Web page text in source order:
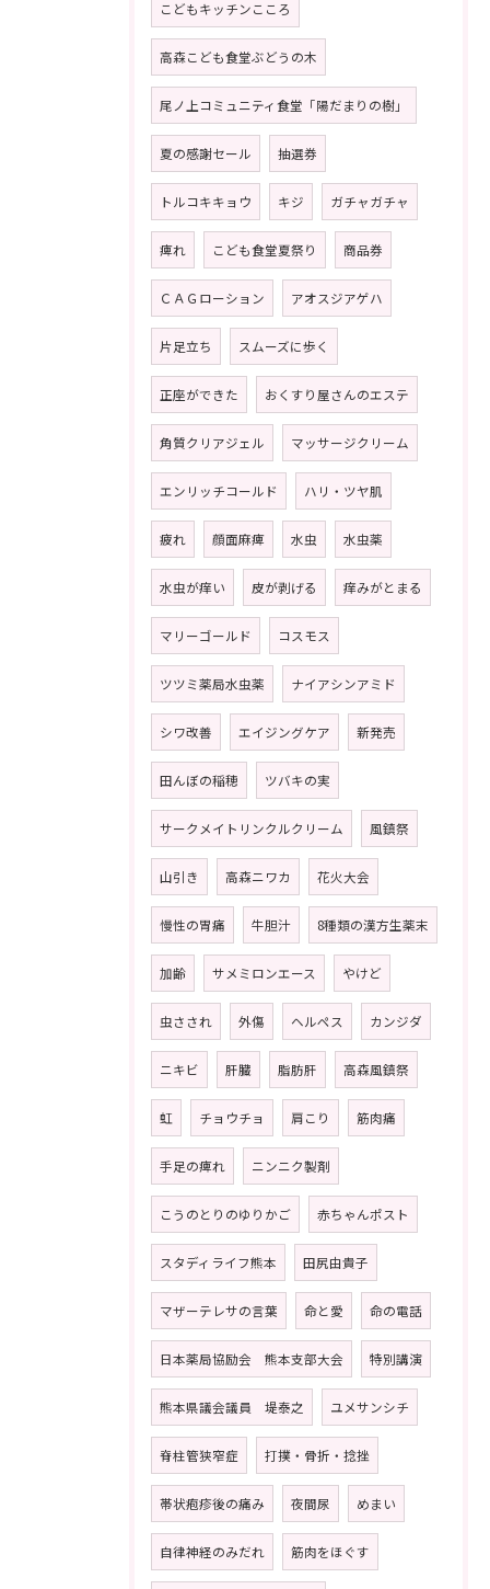
こどもキッチンこころ
高森こども食堂ぶどうの木
尾ノ上コミュニティ食堂「陽だまりの樹」
夏の感謝セール 抽選券
トルコキキョウ キジ ガチャガチャ
痺れ こども食堂夏祭り 商品券
ＣＡＧローション アオスジアゲハ
片足立ち スムーズに歩く
正座ができた おくすり屋さんのエステ
角質クリアジェル マッサージクリーム
エンリッチコールド ハリ・ツヤ肌
疲れ 顔面麻痺 水虫 水虫薬
水虫が痒い 皮が剥げる 痒みがとまる
マリーゴールド コスモス
ツツミ薬局水虫薬 ナイアシンアミド
シワ改善 エイジングケア 新発売
田んぼの稲穂 ツバキの実
サークメイトリンクルクリーム 風鎮祭
山引き 高森ニワカ 花火大会
慢性の胃痛 牛胆汁 8種類の漢方生薬末
加齢 サメミロンエース やけど
虫さされ 外傷 ヘルペス カンジダ
ニキビ 肝臓 脂肪肝 高森風鎮祭
虹 チョウチョ 肩こり 筋肉痛
手足の痺れ ニンニク製剤
こうのとりのゆりかご 赤ちゃんポスト
スタディライフ熊本 田尻由貴子
マザーテレサの言葉 命と愛 命の電話
日本薬局協励会 熊本支部大会 特別講演
熊本県議会議員 堤泰之 ユメサンシチ
脊柱管狭窄症 打撲・骨折・捻挫
帯状疱疹後の痛み 夜間尿 めまい
自律神経のみだれ 筋肉をほぐす